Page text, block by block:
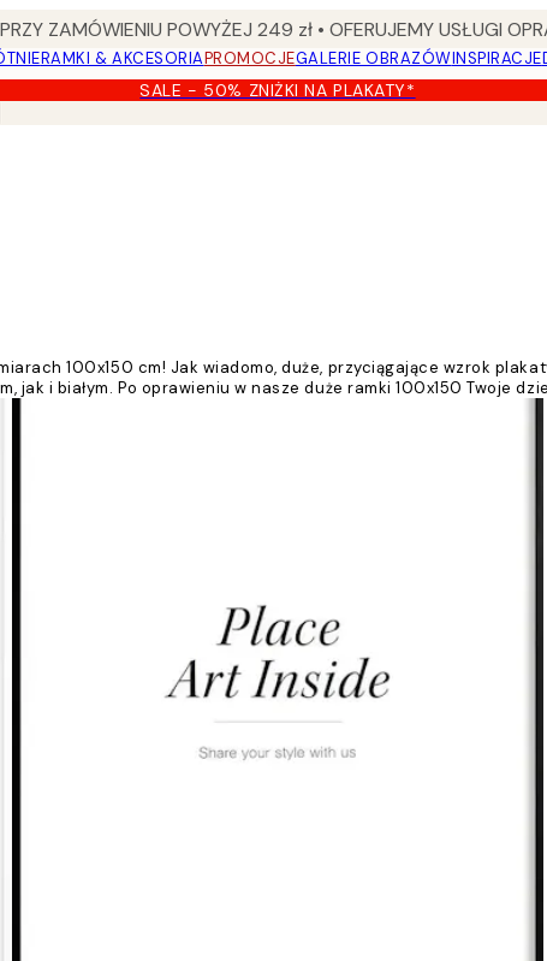
ZAMÓWIENIU POWYŻEJ 249 zł • OFERUJEMY USŁUGI
RAMKI & AKCESORIAPROMOCJEGALERIE OBRAZÓWINSPIRACJE
SALE - 50% ZNIŻKI NA PLAKATY*
100x150 cm! Jak wiadomo, duże, przyciągające wzrok
i białym. Po oprawieniu w nasze duże ramki 100x150 Twoje